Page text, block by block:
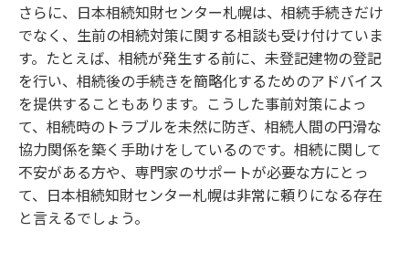
さらに、日本相続知財センター札幌は、相続手続きだけ
でなく、生前の相続対策に関する相談も受け付けていま
す。たとえば、相続が発生する前に、未登記建物の登記
を行い、相続後の手続きを簡略化するためのアドバイス
を提供することもあります。こうした事前対策によっ
て、相続時のトラブルを未然に防ぎ、相続人間の円滑な
協力関係を築く手助けをしているのです。相続に関して
不安がある方や、専門家のサポートが必要な方にとっ
て、日本相続知財センター札幌は非常に頼りになる存在
と言えるでしょう。